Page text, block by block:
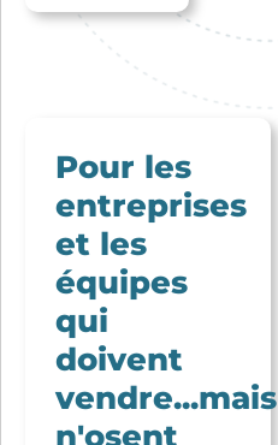
Pour les
entreprises
et les
équipes
qui
doivent
vendre...mais
n'osent